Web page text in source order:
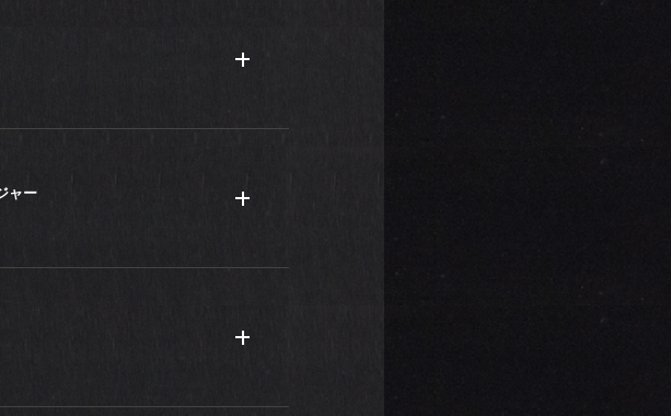
ですが、お酒が好きなので、汗を流
問題です（笑）。でも、友だちやス
良いですよね。さて「ビームス 静
んで「ONE × BEAMS」を定期的に
行きたいので、地元のみなさん、ぜ
アルレーベルのPRを行なっていま
を駆使してさまざまな企画を立てて
BEAMS it STAFF』をスタート
の魅力のひとつである個性豊かなス
い頃大阪の小さな服屋で働いていま
京して、渋谷で見つけたアルバイト
た。同期の仲間は今、それぞれのフ
い想いです。彼らがいるから今も昔
を見てエントリーしました。前職は
プレス担当がとても素敵な女性で、
と憧れました。BEAMSで働き始め
けたのが、彼女のように、明るく、
今でもこれらのことを大切にしてい
れるプレスを目指しています。私は
金をかけずにそれが叶う登山は私に
ャー
込んで上京したのですが、鳴かず飛
「ならば音楽の次に好きな“服”で
在「ビームス 札幌」のショップマ